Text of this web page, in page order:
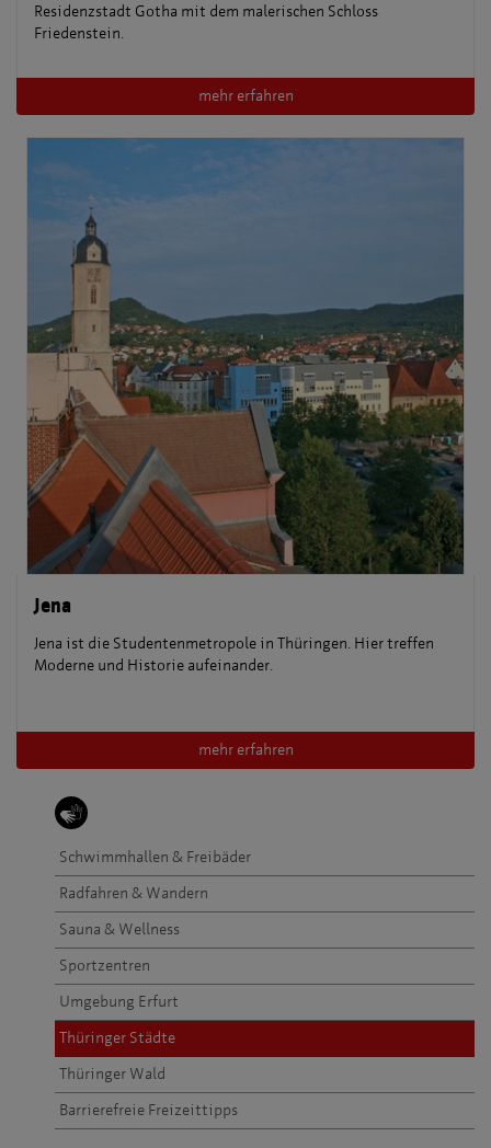
Residenzstadt Gotha mit dem malerischen Schloss
Friedenstein.
mehr erfahren
Jena
Jena ist die Studentenmetropole in Thüringen. Hier treffen
Moderne und Historie aufeinander.
mehr erfahren
Schwimmhallen & Freibäder
Radfahren & Wandern
Sauna & Wellness
Sportzentren
Umgebung Erfurt
Thüringer Städte
Thüringer Wald
Barrierefreie Freizeittipps